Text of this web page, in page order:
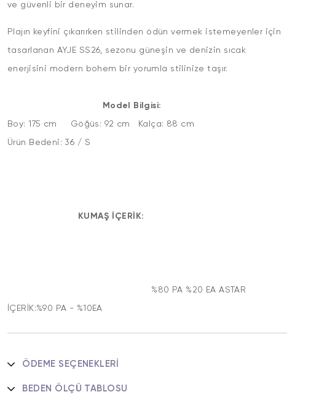
ve güvenli bir deneyim sunar.
Plajın keyfini çıkarırken stilinden ödün vermek istemeyenler için
tasarlanan AYJE SS26, sezonu güneşin ve denizin sıcak
enerjisini modern bohem bir yorumla stilinize taşır.
Model Bilgisi:
Boy: 175 cm Göğüs: 92 cm Kalça: 88 cm
Ürün Bedeni: 36 / S
KUMAŞ İÇERİK:
%80 PA %20 EA ASTAR
İÇERİK:%90 PA - %10EA
ÖDEME SEÇENEKLERI
BEDEN ÖLÇÜ TABLOSU